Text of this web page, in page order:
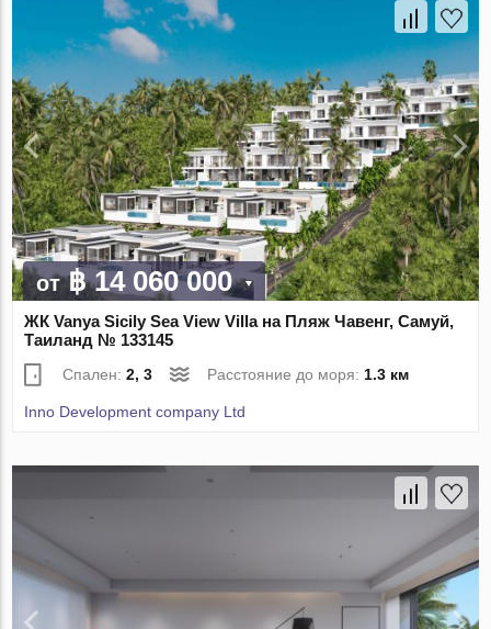
от฿ 14 060 000
ЖК Vanya Sicily Sea View Villa на Пляж Чавенг, Самуй,
Таиланд № 133145
Спален:2, 3 Расстояние до моря: 1.3 км
Inno Development company Ltd